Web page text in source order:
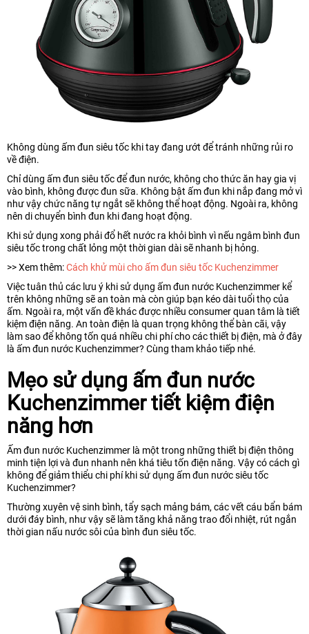
Không dùng ấm đun siêu tốc khi tay đang ướt để tránh những rủi ro
về điện.
Chỉ dùng ấm đun siêu tốc để đun nước, không cho thức ăn hay gia vị
vào bình, không được đun sữa. Không bật ấm đun khi nắp đang mở vì
như vậy chức năng tự ngắt sẽ không thể hoạt động. Ngoài ra, không
nên di chuyển bình đun khi đang hoạt động.
Khi sử dụng xong phải đổ hết nước ra khỏi bình vì nếu ngâm bình đun
siêu tốc trong chất lỏng một thời gian dài sẽ nhanh bị hỏng.
>> Xem thêm:Cách khử mùi cho ấm đun siêu tốc Kuchenzimmer
Việc tuân thủ các lưu ý khi sử dụng ấm đun nước Kuchenzimmer kể
trên không những sẽ an toàn mà còn giúp bạn kéo dài tuổi thọ của
ấm. Ngoài ra, một vấn đề khác được nhiều consumer quan tâm là tiết
kiệm điện năng. An toàn điện là quan trọng không thể bàn cãi, vậy
làm sao để không tốn quá nhiều chi phí cho các thiết bị điện, mà ở đây
là ấm đun nước Kuchenzimmer? Cùng tham khảo tiếp nhé.
Mẹo sử dụng ấm đun nước
Kuchenzimmer tiết kiệm điện
năng hơn
Ấm đun nước Kuchenzimmer là một trong những thiết bị điện thông
minh tiện lợi và đun nhanh nên khá tiêu tốn điện năng. Vậy có cách gì
không để giảm thiểu chi phí khi sử dụng ấm đun nước siêu tốc
Kuchenzimmer?
Thường xuyên vệ sinh bình, tẩy sạch mảng bám, các vết cáu bẩn bám
dưới đáy bình, như vậy sẽ làm tăng khả năng trao đổi nhiệt, rút ngắn
thời gian nấu nước sôi của bình đun siêu tốc.